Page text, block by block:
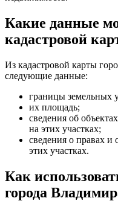
Какие данные
кадастровой
Из кадастровой карты
следующие данные:
границы земельных
их площадь;
сведения об
на этих участках;
сведения о правах и
этих участках.
Как
города